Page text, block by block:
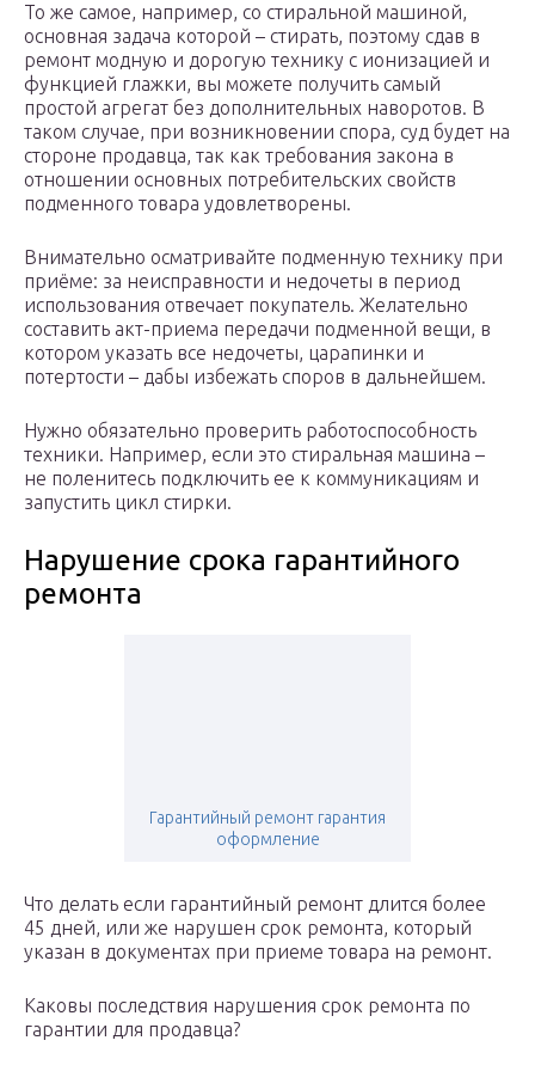
То же самое, например, со стиральной машиной,
основная задача которой – стирать, поэтому сдав в
ремонт модную и дорогую технику с ионизацией и
функцией глажки, вы можете получить самый
простой агрегат без дополнительных наворотов. В
таком случае, при возникновении спора, суд будет на
стороне продавца, так как требования закона в
отношении основных потребительских свойств
подменного товара удовлетворены.
Внимательно осматривайте подменную технику при
приёме: за неисправности и недочеты в период
использования отвечает покупатель. Желательно
составить акт-приема передачи подменной вещи, в
котором указать все недочеты, царапинки и
потертости – дабы избежать споров в дальнейшем.
Нужно обязательно проверить работоспособность
техники. Например, если это стиральная машина –
не поленитесь подключить ее к коммуникациям и
запустить цикл стирки.
Нарушение срока гарантийного
ремонта
Гарантийный ремонт гарантия
оформление
Что делать если гарантийный ремонт длится более
45 дней, или же нарушен срок ремонта, который
указан в документах при приеме товара на ремонт.
Каковы последствия нарушения срок ремонта по
гарантии для продавца?